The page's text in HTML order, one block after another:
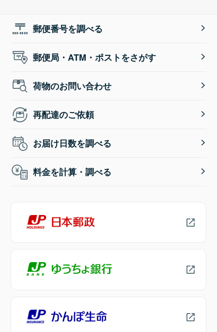
郵便番号を調べる
郵便局・ATM・ポストをさがす
荷物のお問い合わせ
再配達のご依頼
お届け日数を調べる
料金を計算・調べる